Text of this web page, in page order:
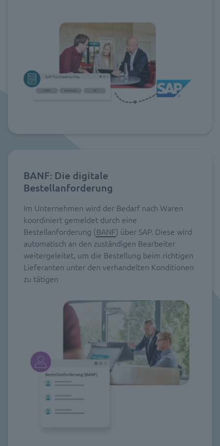
BANF: Die digitale
Bestellanforderung
Im Unternehmen wird der Bedarf nach Waren
koordiniert gemeldet durch eine
Bestellanforderung (BANF) über SAP. Diese wird
automatisch an den zuständigen Bearbeiter
weitergeleitet, um die Bestellung beim richtigen
Lieferanten unter den verhandelten Konditionen
zu tätigen